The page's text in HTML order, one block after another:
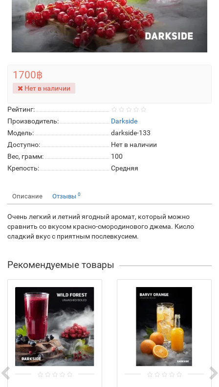
Рейтинг:
Производитель:
Darkside
Модель:
darkside-133
Доступно:
Нет в наличии
Вес, грамм:
100
Крепость:
Средняя
1700฿
Нет в наличии
Описание Отзывы 0
Очень легкий и летний ягодный аромат, который можно
сравнить со вкусом красно-смородинового джема. Кисло
сладкий вкус с приятным послевкусием.
Рекомендуемые товары